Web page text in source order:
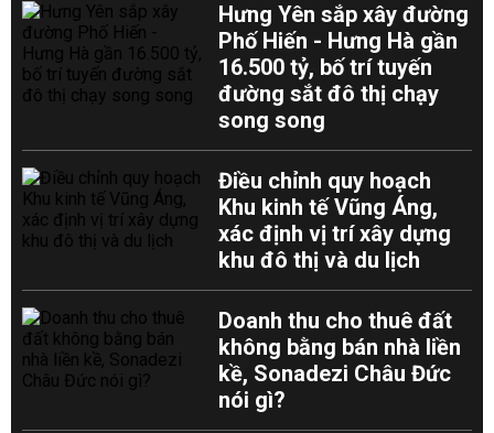
Hưng Yên sắp xây đường
Phố Hiến - Hưng Hà gần
16.500 tỷ, bố trí tuyến
đường sắt đô thị chạy
song song
Điều chỉnh quy hoạch
Khu kinh tế Vũng Áng,
xác định vị trí xây dựng
khu đô thị và du lịch
Doanh thu cho thuê đất
không bằng bán nhà liền
kề, Sonadezi Châu Đức
nói gì?